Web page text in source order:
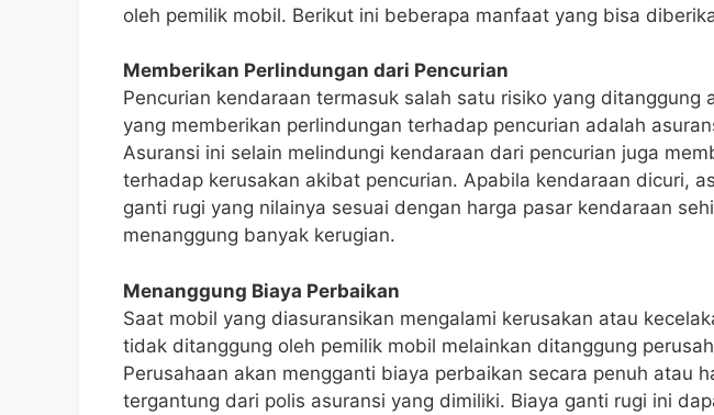
oleh pemilik mobil. Berikut ini beberapa manfaat yang bisa
Memberikan Perlindungan dari Pencurian
Pencurian kendaraan termasuk salah satu risiko yang ditanggung
yang memberikan perlindungan terhadap pencurian adalah
Asuransi ini selain melindungi kendaraan dari pencurian juga
terhadap kerusakan akibat pencurian. Apabila kendaraan dicuri,
ganti rugi yang nilainya sesuai dengan harga pasar kendaraan
menanggung banyak kerugian.
Menanggung Biaya Perbaikan
Saat mobil yang diasuransikan mengalami kerusakan atau
tidak ditanggung oleh pemilik mobil melainkan ditanggung
Perusahaan akan mengganti biaya perbaikan secara penuh atau
tergantung dari polis asuransi yang dimiliki. Biaya ganti rugi ini